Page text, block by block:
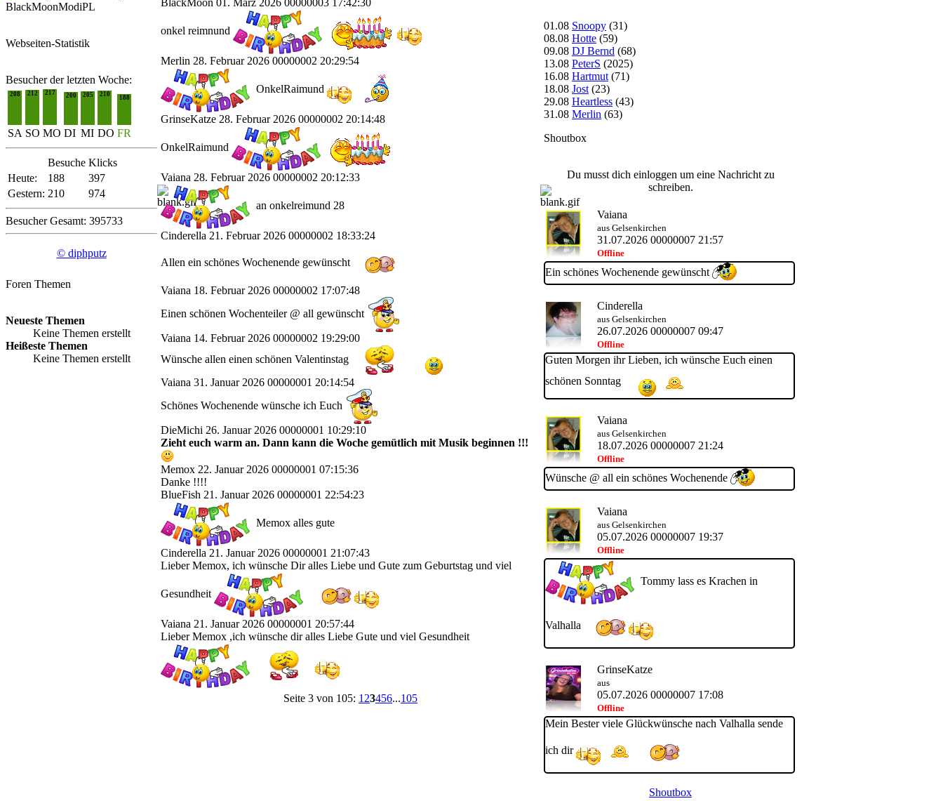
BlackMoonModiPL
Webseiten-Statistik
Besucher der letzten Woche:
208 212 217 200 205 210 188
SA SO MO DI MI DO FR
Besuche Klicks
Heute:
188
397
Gestern: 210 974
Besucher Gesamt: 395733
© diphputz
Foren Themen
Neueste Themen
Keine Themen erstellt
Heißeste Themen
Keine Themen erstellt
onkel reimnund
Merlin 28. Februar 2026 00000002 20:29:54
OnkelRaimund
GrinseKatze 28. Februar 2026 00000002 20:14:48
OnkelRaimund
Vaiana 28. Februar 2026 00000002 20:12:33
an onkelreimund 28
Cinderella 21. Februar 2026 00000002 18:33:24
Allen ein schönes Wochenende gewünscht
Vaiana 18. Februar 2026 00000002 17:07:48
Einen schönen Wochenteiler @ all gewünscht
Vaiana 14. Februar 2026 00000002 19:29:00
Wünsche allen einen schönen Valentinstag
Vaiana 31. Januar 2026 00000001 20:14:54
Schönes Wochenende wünsche ich Euch
DieMichi 26. Januar 2026 00000001 10:29:10
Zieht euch warm an. Dann kann die Woche gemütlich mit Musik beginnen !!!
Memox 22. Januar 2026 00000001 07:15:36
Danke !!!!
BlueFish 21. Januar 2026 00000001 22:54:23
Memox alles gute
Cinderella 21. Januar 2026 00000001 21:07:43
Lieber Memox, ich wünsche Dir alles Liebe und Gute zum Geburtstag und viel
Gesundheit
Vaiana 21. Januar 2026 00000001 20:57:44
Lieber Memox ,ich wünsche dir alles Liebe Gute und viel Gesundheit
Seite 3 von 105: 1 23456...105
01.08 Snoopy (31)
08.08 Hotte (59)
09.08 DJ Bernd (68)
13.08 PeterS (2025)
16.08 Hartmut (71)
18.08 Jost (23)
29.08 Heartless (43)
31.08 Merlin (63)
Shoutbox
Du musst dich einloggen um eine Nachricht zu
schreiben.
Vaiana
aus Gelsenkirchen
31.07.2026 00000007 21:57
Offline
Ein schönes Wochenende gewünscht
Cinderella
aus Gelsenkirchen
26.07.2026 00000007 09:47
Offline
Guten Morgen ihr Lieben, ich wünsche Euch einen
schönen Sonntag
Vaiana
aus Gelsenkirchen
18.07.2026 00000007 21:24
Offline
Wünsche @ all ein schönes Wochenende
Vaiana
aus Gelsenkirchen
05.07.2026 00000007 19:37
Offline
Tommy lass es Krachen in
Valhalla
GrinseKatze
aus
05.07.2026 00000007 17:08
Offline
Mein Bester viele Glückwünsche nach Valhalla sende
ich dir
Shoutbox